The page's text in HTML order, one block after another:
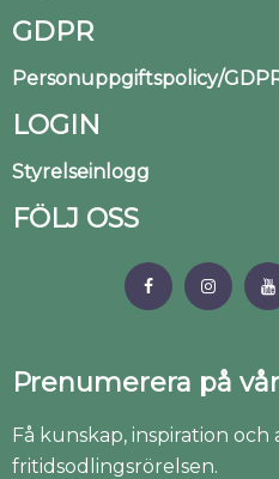
GDPR
Personuppgiftspolicy/
LOGIN
Styrelseinlogg
FÖLJ OSS
Prenumerera på
Få kunskap, inspiration
fritidsodlingsrörelsen.